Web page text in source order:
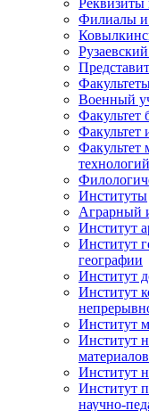
Филиалы и
Военный
Факультет
Факультет
технологий
Институты
Аграрный
Институт
Институт
географии
Институт
Институт
Институт
Институт
материалов
Институт
Институт
научно-